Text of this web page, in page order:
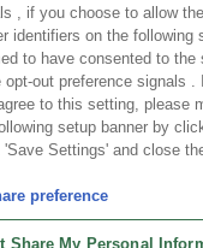
©Bandai Namco Amusement Inc.
©Bandai Namco Amusement Lab
Co., Ltd. All Rights
, if you choose to allow
identifiers on the following
to have consented to the
opt-out preference signals .
to this setting, please
setup banner by
Settings' and close
preference
Share My Personal